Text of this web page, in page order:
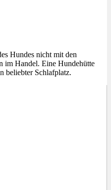
Hundes nicht mit den
im Handel. Eine Hundehütte
beliebter Schlafplatz.